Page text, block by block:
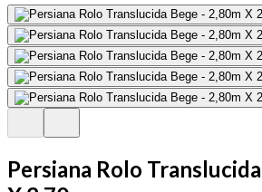
Persiana Rolo